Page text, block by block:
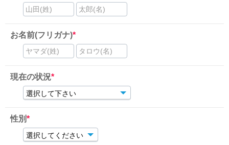
山田(姓) 太郎(名)
お名前(フリガナ)*
ヤマダ(姓) タロウ(名)
現在の状況*
性別*